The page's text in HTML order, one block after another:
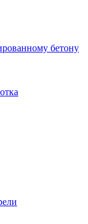
бетону